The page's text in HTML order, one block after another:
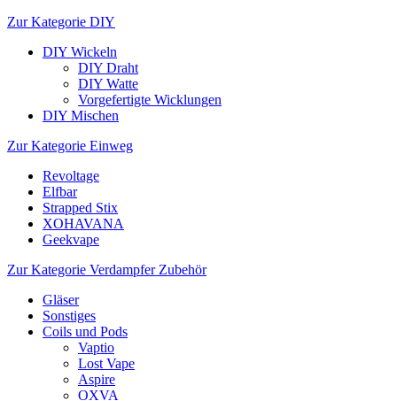
Zur Kategorie DIY
DIY Wickeln
DIY Draht
DIY Watte
Vorgefertigte Wicklungen
DIY Mischen
Zur Kategorie Einweg
Revoltage
Elfbar
Strapped Stix
XOHAVANA
Geekvape
Zur Kategorie Verdampfer Zubehör
Gläser
Sonstiges
Coils und Pods
Vaptio
Lost Vape
Aspire
OXVA